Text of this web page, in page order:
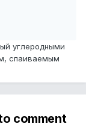
углеродными
спаиваемым
comment